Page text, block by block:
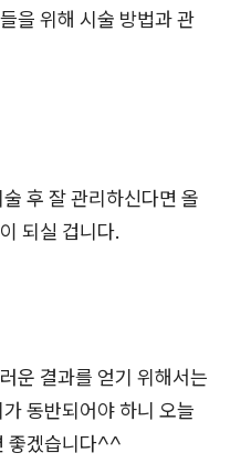
을 위해 시술 방법과 관
후 잘 관리하신다면 올
되실 겁니다.
운 결과를 얻기 위해서는
동반되어야 하니 오늘
좋겠습니다^^